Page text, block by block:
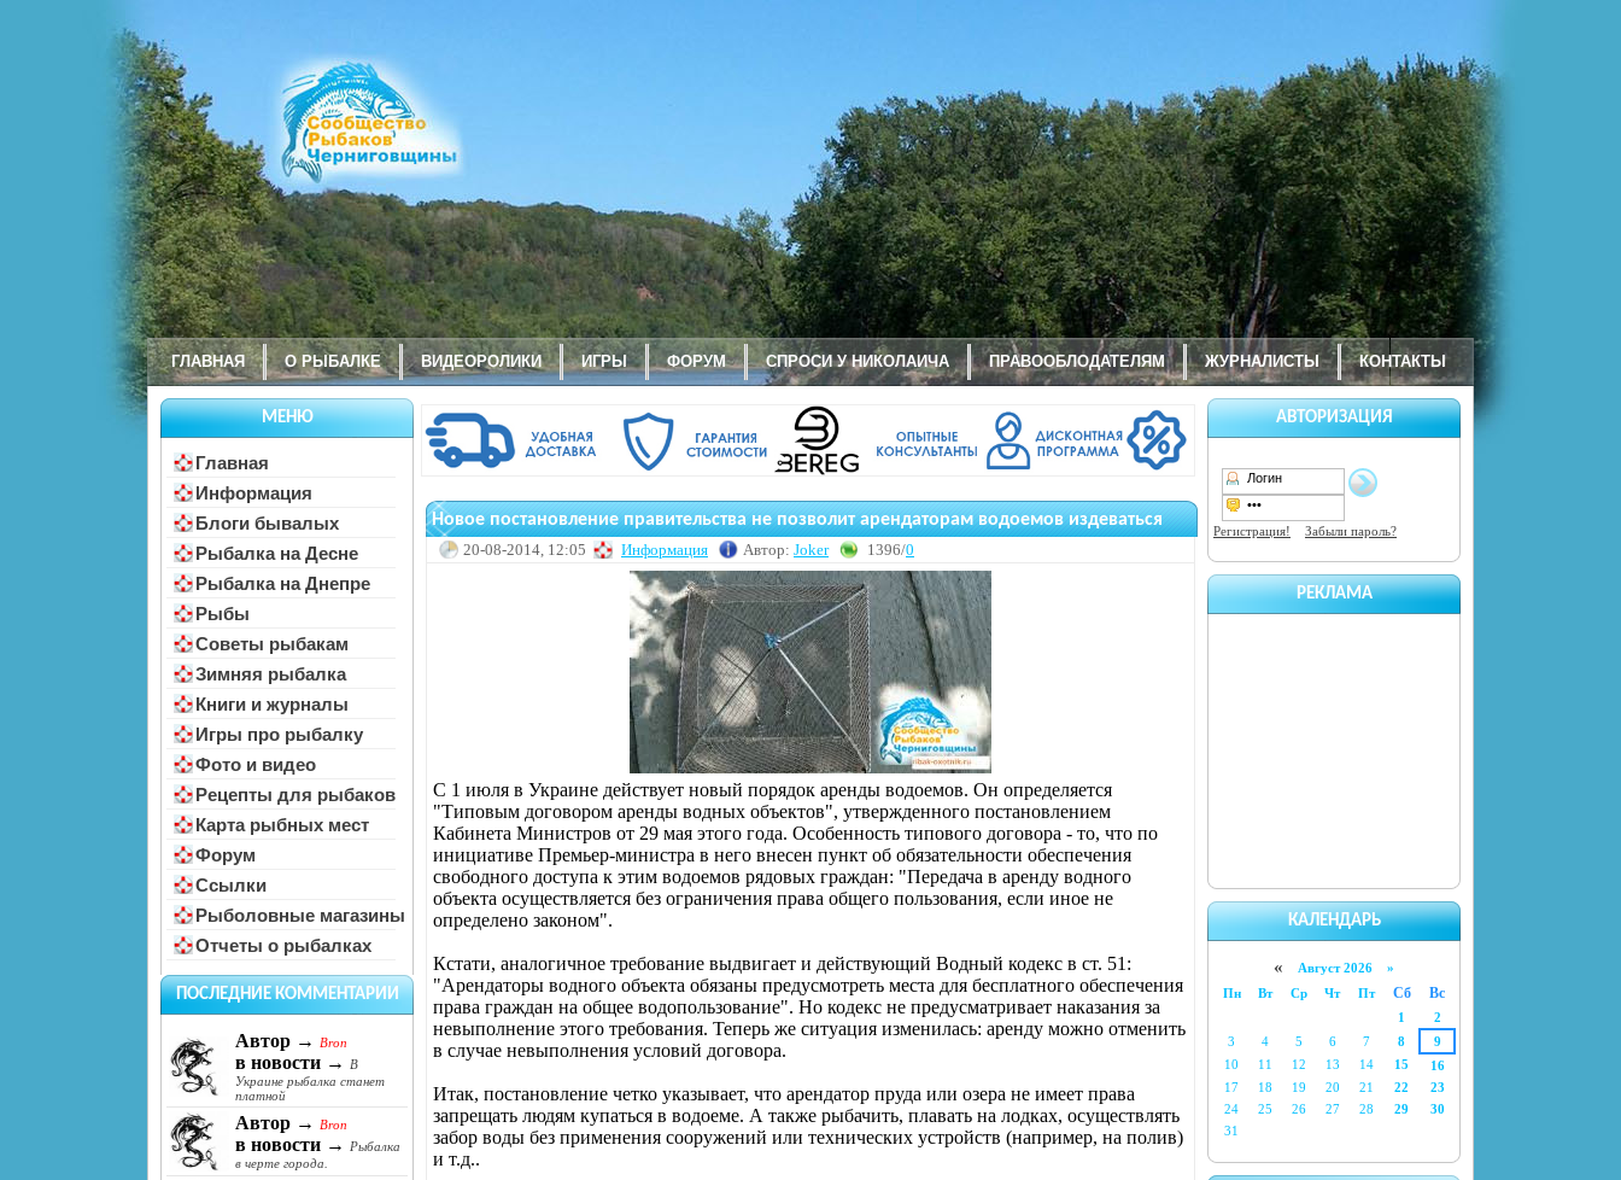
ГЛАВНАЯ О РЫБАЛКЕ ВИДЕОРОЛИКИ ИГРЫ ФОРУМ СПРОСИ У НИКОЛАИЧА ПРАВООБЛОДАТЕЛЯМ ЖУРНАЛИСТЫ КОНТАКТЫ
МЕНЮ
Главная
Информация
Блоги бывалых
Рыбалка на Десне
Рыбалка на Днепре
Рыбы
Советы рыбакам
Зимняя рыбалка
Книги и журналы
Игры про рыбалку
Фото и видео
Рецепты для рыбаков
Карта рыбных мест
Форум
Ссылки
Рыболовные магазины
Отчеты о рыбалках
ПОСЛЕДНИЕ КОММЕНТАРИИ
Автор → Bron
в новости →
В
Украине рыбалка станет
платной
Автор → Bron
в новости →
Рыбалка
в черте города.
АВТОРИЗАЦИЯ
Регистрация! Забыли пароль?
РЕКЛАМА
КАЛЕНДАРЬ
« Август 2026 »
Пн
Вт Ср Чт Пт Сб Вс
1
2
3
4 5 6 7 8
9
10
11 12 13 14 15
16
17
18 19 20 21 22
23
24
25 26 27 28 29
30
31
Новое постановление правительства не позволит арендаторам водоемов издеваться
над людьми
20-08-2014, 12:05 Информация Автор: Joker 1396/0
С 1 июля в Украине действует новый порядок аренды водоемов. Он определяется
"Типовым договором аренды водных объектов", утвержденного постановлением
Кабинета Министров от 29 мая этого года. Особенность типового договора - то, что по
инициативе Премьер-министра в него внесен пункт об обязательности обеспечения
свободного доступа к этим водоемов рядовых граждан: "Передача в аренду водного
объекта осуществляется без ограничения права общего пользования, если иное не
определено законом".
Кстати, аналогичное требование выдвигает и действующий Водный кодекс в ст. 51:
"Арендаторы водного объекта обязаны предусмотреть места для бесплатного обеспечения
права граждан на общее водопользование". Но кодекс не предусматривает наказания за
невыполнение этого требования. Теперь же ситуация изменилась: аренду можно отменить
в случае невыполнения условий договора.
Итак, постановление четко указывает, что арендатор пруда или озера не имеет права
запрещать людям купаться в водоеме. А также рыбачить, плавать на лодках, осуществлять
забор воды без применения сооружений или технических устройств (например, на полив)
и т.д..